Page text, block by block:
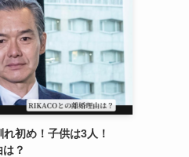
初め！子供は3人！
？